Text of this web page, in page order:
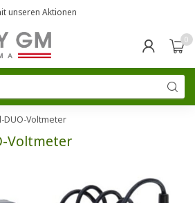
unseren Aktionen
0
DUO-Voltmeter
Voltmeter